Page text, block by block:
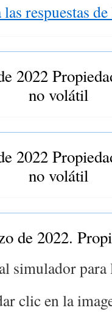
las respuestas
2022
no volátil
2022
no volátil
de 2022.
simulador para
clic en la